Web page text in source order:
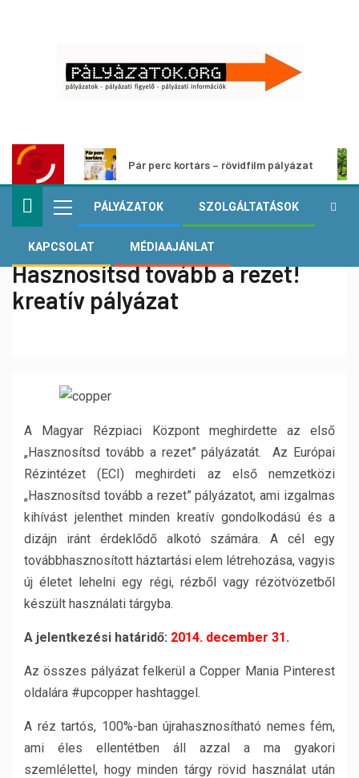
Pár perc kortárs – rövidfilm pályázat
PÁLYÁZATOK SZOLGÁLTATÁSOK
KAPCSOLAT MÉDIAAJÁNLAT
Hasznosítsd tovább a rezet!
kreatív pályázat
A Magyar Rézpiaci Központ meghirdette az első
„Hasznosítsd tovább a rezet” pályázatát. Az Európai
Rézintézet (ECI) meghirdeti az első nemzetközi
„Hasznosítsd tovább a rezet” pályázatot, ami izgalmas
kihívást jelenthet minden kreatív gondolkodású és a
dizájn iránt érdeklődő alkotó számára. A cél egy
továbbhasznosított háztartási elem létrehozása, vagyis
új életet lehelni egy régi, rézből vagy rézötvözetből
készült használati tárgyba.
A jelentkezési határidő: 2014. december 31.
Az összes pályázat felkerül a Copper Mania Pinterest
oldalára #upcopper hashtaggel.
A réz tartós, 100%-ban újrahasznosítható nemes fém,
ami éles ellentétben áll azzal a ma gyakori
szemlélettel, hogy minden tárgy rövid használat után